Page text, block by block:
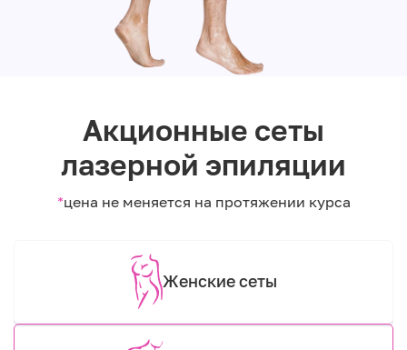
Акционные сеты
лазерной эпиляции
*цена не меняется на протяжении курса
Женские сеты